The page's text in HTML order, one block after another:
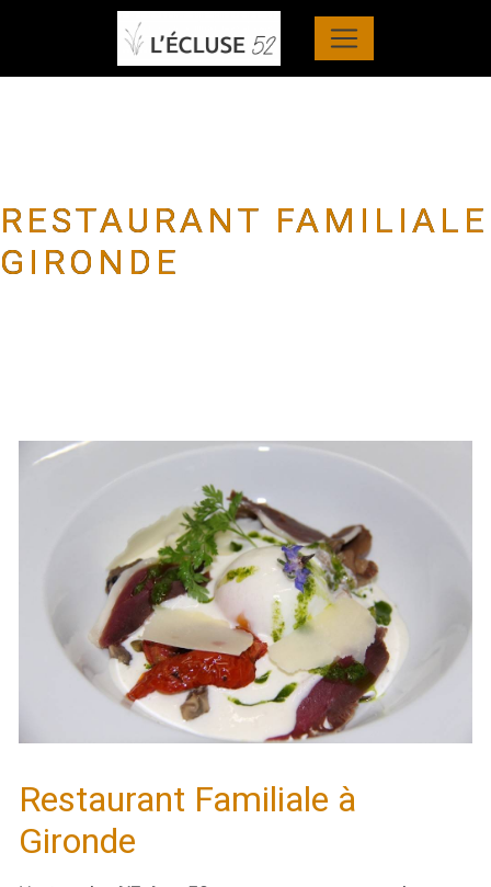
Panneau de gestion des cookies
RESTAURANT FAMILIALE
GIRONDE
Restaurant Familiale à
Gironde